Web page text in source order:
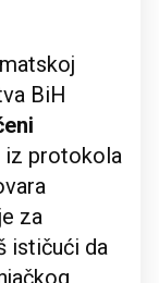
BiH
iz protokola
za
ističući da